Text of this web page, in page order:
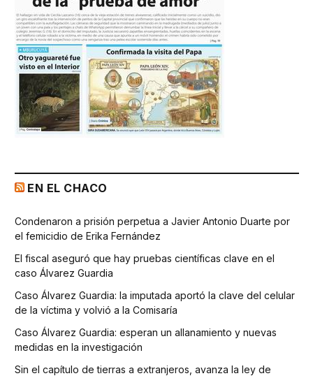
EN EL CHACO
Condenaron a prisión perpetua a Javier Antonio Duarte por
el femicidio de Erika Fernández
El fiscal aseguró que hay pruebas científicas clave en el
caso Álvarez Guardia
Caso Álvarez Guardia: la imputada aportó la clave del celular
de la víctima y volvió a la Comisaría
Caso Álvarez Guardia: esperan un allanamiento y nuevas
medidas en la investigación
Sin el capítulo de tierras a extranjeros, avanza la ley de